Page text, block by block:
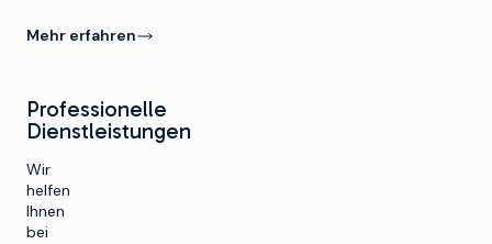
Mehr erfahren
Professionelle
Dienstleistungen
Wir
helfen
Ihnen
bei